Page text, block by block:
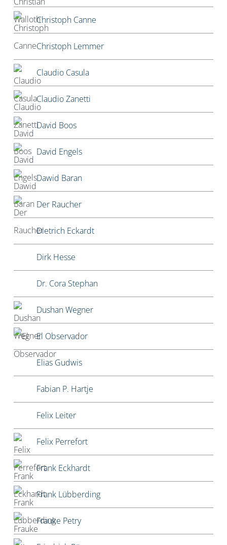
Christoph Canne
Christoph Lemmer
Claudio Casula
Claudio Zanetti
David Boos
David Engels
Dawid Baran
Der Raucher
Dietrich Eckardt
Dirk Hesse
Dr. Cora Stephan
Dushan Wegner
El Observador
Elias Gudwis
Fabian P. Hartje
Felix Leiter
Felix Perrefort
Frank Eckhardt
Frank Lübberding
Frauke Petry